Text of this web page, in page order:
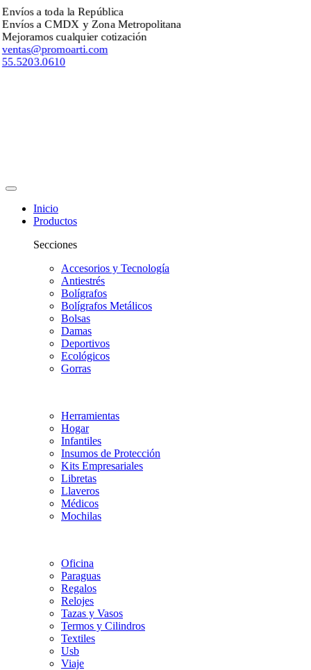
Envíos a toda la República
Envíos a CMDX y Zona Metropolitana
Mejoramos cualquier cotización
ventas@promoarti.com
55.5203.0610
Inicio
Productos
Secciones
Accesorios y Tecnología
Antiestrés
Bolígrafos
Bolígrafos Metálicos
Bolsas
Damas
Deportivos
Ecológicos
Gorras
Herramientas
Hogar
Infantiles
Insumos de Protección
Kits Empresariales
Libretas
Llaveros
Médicos
Mochilas
Oficina
Paraguas
Regalos
Relojes
Tazas y Vasos
Termos y Cilindros
Textiles
Usb
Viaje